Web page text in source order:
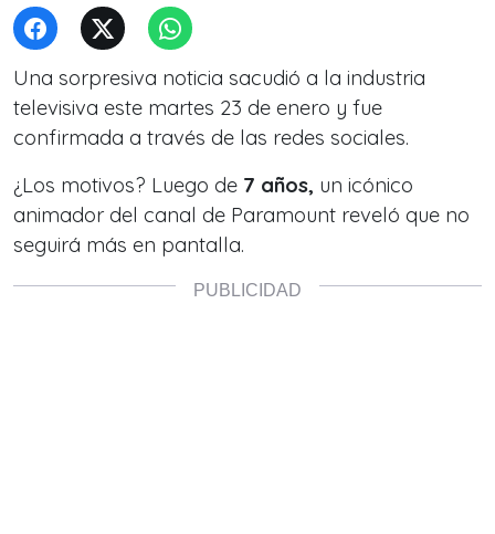
Una sorpresiva noticia sacudió a la industria
televisiva este martes 23 de enero y fue
confirmada a través de las redes sociales.
¿Los motivos? Luego de 7 años, un icónico
animador del canal de Paramount reveló que no
seguirá más en pantalla.